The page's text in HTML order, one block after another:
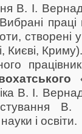
В. І.
створені
Києві,
В. І.
В.
і освіти.